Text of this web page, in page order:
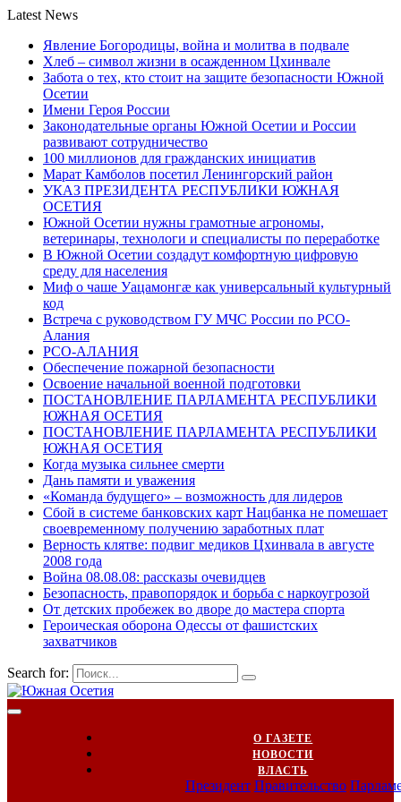
Latest News
Явление Богородицы, война и молитва в подвале
Хлеб – символ жизни в осажденном Цхинвале
Забота о тех, кто стоит на защите безопасности Южной
Осетии
Имени Героя России
Законодательные органы Южной Осетии и России
развивают сотрудничество
100 миллионов для гражданских инициатив
Марат Камболов посетил Ленингорский район
УКАЗ ПРЕЗИДЕНТА РЕСПУБЛИКИ ЮЖНАЯ
ОСЕТИЯ
Южной Осетии нужны грамотные агрономы,
ветеринары, технологи и специалисты по переработке
В Южной Осетии создадут комфортную цифровую
среду для населения
Миф о чаше Уацамонгæ как универсальный культурный
код
Встреча с руководством ГУ МЧС России по РСО-
Алания
РСО-АЛАНИЯ
Обеспечение пожарной безопасности
Освоение начальной военной подготовки
ПОСТАНОВЛЕНИЕ ПАРЛАМЕНТА РЕСПУБЛИКИ
ЮЖНАЯ ОСЕТИЯ
ПОСТАНОВЛЕНИЕ ПАРЛАМЕНТА РЕСПУБЛИКИ
ЮЖНАЯ ОСЕТИЯ
Когда музыка сильнее смерти
Дань памяти и уважения
«Команда будущего» – возможность для лидеров
Сбой в системе банковских карт Нацбанка не помешает
своевременному получению заработных плат
Верность клятве: подвиг медиков Цхинвала в августе
2008 года
Война 08.08.08: рассказы очевидцев
Безопасность, правопорядок и борьба с наркоугрозой
От детских пробежек во дворе до мастера спорта
Героическая оборона Одессы от фашистских
захватчиков
Search for:
О ГАЗЕТЕ
НОВОСТИ
ВЛАСТЬ
Президент Правительство